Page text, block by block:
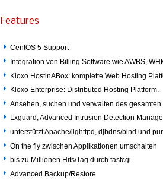
Features
CentOS 5 Support
Integration von Billing Software wie AWBS,
Kloxo HostinABox: komplette Web Hosting
Kloxo Enterprise: Distributed Hosting Platform.
Ansehen, suchen und verwalten des
Lxguard, Advanced Intrusion Detection
unterstützt Apache/lighttpd, djbdns/bind und
On the fly zwischen Applikationen umschalten
bis zu Millionen Hits/Tag durch fastcgi
Advanced Backup/Restore